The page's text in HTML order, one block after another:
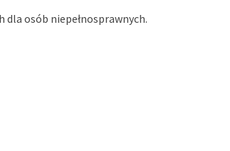
dla osób niepełnosprawnych.